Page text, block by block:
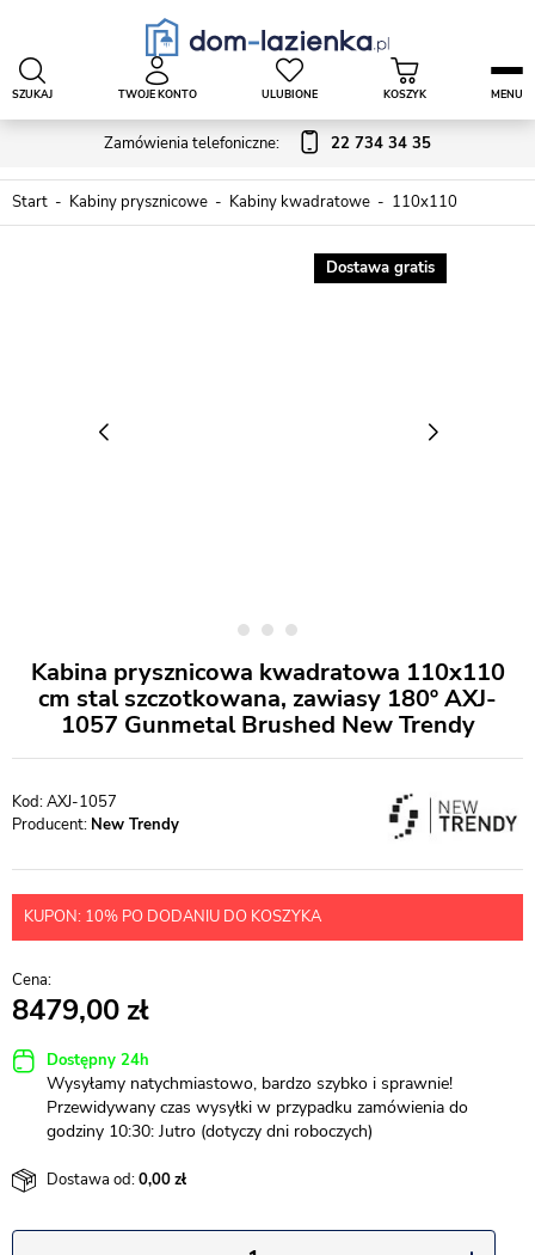
Zamówienia telefoniczne: 22 734 34 35
SZUKAJ TWOJE KONTO ULUBIONE KOSZYK MENU
Start Kabiny prysznicowe Kabiny kwadratowe 110x110
Dostawa gratis
Kabina prysznicowa kwadratowa 110x110
cm stal szczotkowana, zawiasy 180º AXJ-
1057 Gunmetal Brushed New Trendy
AXJ-1057
Producent: New Trendy
KUPON: 10% PO DODANIU DO KOSZYKA
8479,00
Dostępny 24h
Wysyłamy natychmiastowo, bardzo szybko i sprawnie!
Przewidywany czas wysyłki w przypadku zamówienia do
godziny 10:30: Jutro (dotyczy dni roboczych)
Dostawa od:0,00